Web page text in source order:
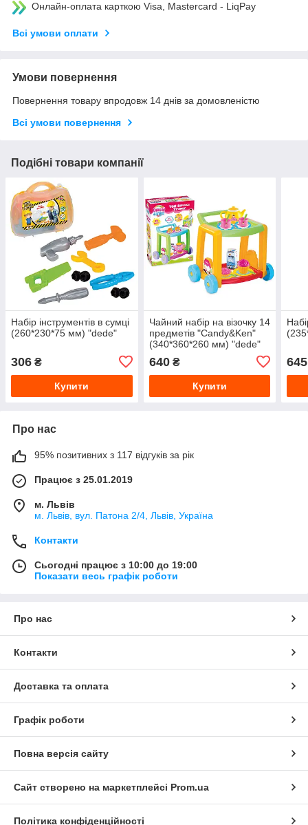
Онлайн-оплата карткою Visa, Mastercard - LiqPay
Всі умови оплати
Умови повернення
Повернення товару впродовж 14 днів за домовленістю
Всі умови повернення
Подібні товари компанії
Набір інструментів в сумці
(260*230*75 мм) "dede"
306 ₴
Купити
Чайний набір на візочку 14
предметів "Candy&Ken"
(340*360*260 мм) "dede"
640₴
Купити
645
Про нас
95% позитивних з 117 відгуків за рік
Працює з 25.01.2019
м. Львів
м. Львів, вул. Патона 2/4, Львів, Україна
Контакти
Сьогодні працює з 10:00 до 19:00
Показати весь графік роботи
Про нас
Контакти
Доставка та оплата
Графік роботи
Повна версія сайту
Сайт створено на маркетплейсі Prom.ua
Політика конфіденційності